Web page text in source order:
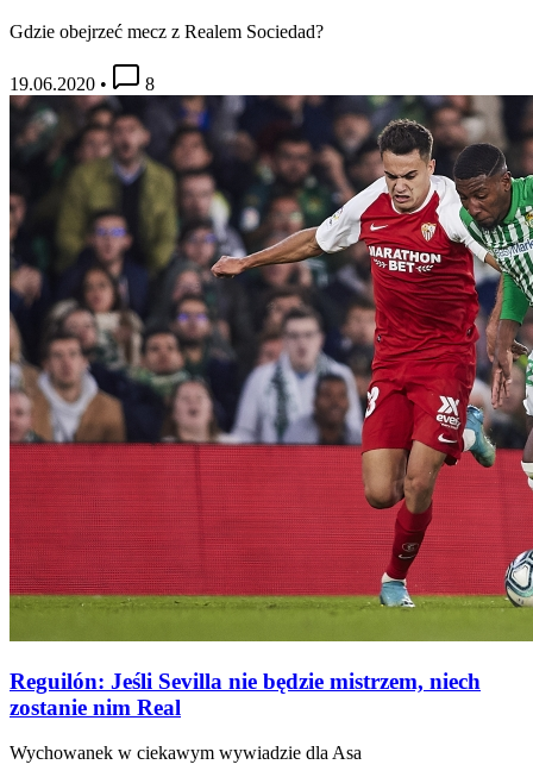
Gdzie obejrzeć mecz z Realem Sociedad?
19.06.2020 • 8
Reguilón: Jeśli Sevilla nie będzie mistrzem, niech
zostanie nim Real
Wychowanek w ciekawym wywiadzie dla Asa